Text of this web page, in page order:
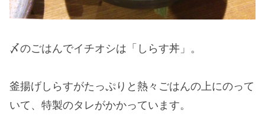
〆のごはんでイチオシは「しらす丼」。
釜揚げしらすがたっぷりと熱々ごはんの上にのって
いて、特製のタレがかかっています。